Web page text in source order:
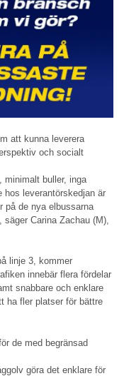
att kunna leverera
och socialt
minimalt buller, inga
hos leverantörskedjan är
på de nya elbussarna
Carina Zachau (M),
linje 3, kommer
innebär flera fördelar
snabbare och enklare
ha fler platser för bättre
de med begränsad
göra det enklare för